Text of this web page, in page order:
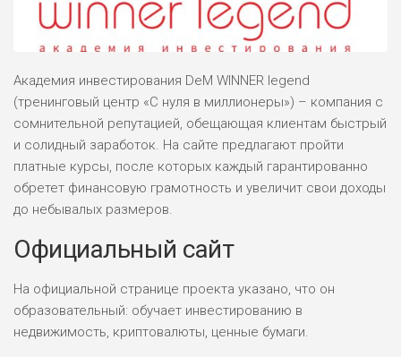
Академия инвестирования DeM WINNER legend
(тренинговый центр «С нуля в миллионеры») – компания с
сомнительной репутацией, обещающая клиентам быстрый
и солидный заработок. На сайте предлагают пройти
платные курсы, после которых каждый гарантированно
обретет финансовую грамотность и увеличит свои доходы
до небывалых размеров.
Официальный сайт
На официальной странице проекта указано, что он
образовательный: обучает инвестированию в
недвижимость, криптовалюты, ценные бумаги.